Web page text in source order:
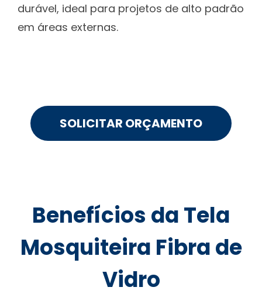
durável, ideal para projetos de alto padrão
em áreas externas.
SOLICITAR ORÇAMENTO
Benefícios da Tela
Mosquiteira Fibra de
Vidro